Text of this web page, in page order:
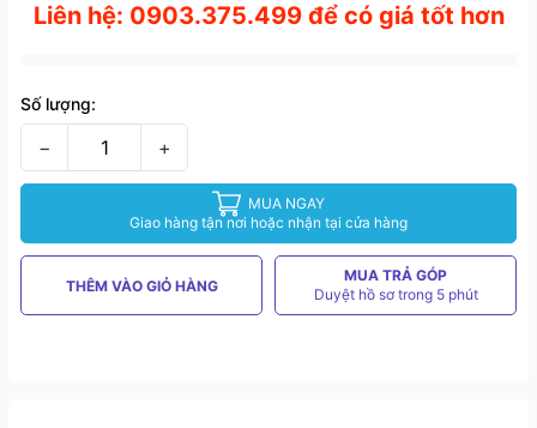
Liên hệ: 0903.375.499 để có giá tốt hơn
Số lượng:
− +
MUA NGAY
Giao hàng tận nơi hoặc nhận tại cửa hàng
THÊM VÀO GIỎ HÀNG
MUA TRẢ GÓP
Duyệt hồ sơ trong 5 phút